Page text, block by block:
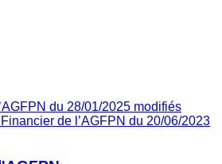
du 28/01/2025 modifiés
de l’AGFPN du 20/06/2023